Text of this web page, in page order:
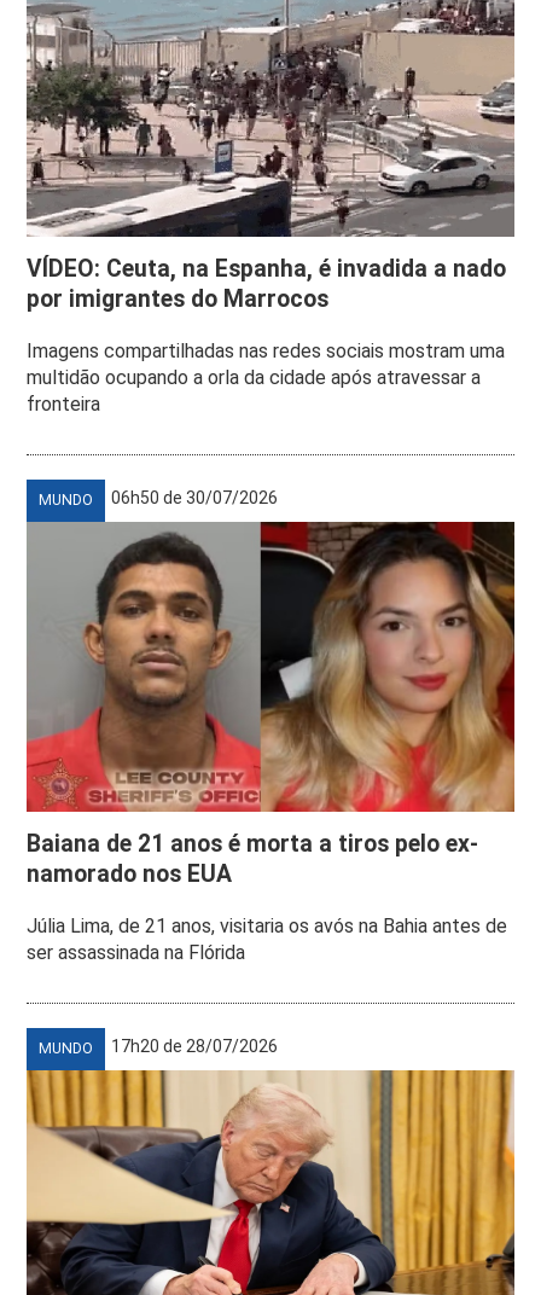
VÍDEO: Ceuta, na Espanha, é invadida a nado
por imigrantes do Marrocos
Imagens compartilhadas nas redes sociais mostram uma
multidão ocupando a orla da cidade após atravessar a
fronteira
MUNDO 06h50 de 30/07/2026
Baiana de 21 anos é morta a tiros pelo ex-
namorado nos EUA
Júlia Lima, de 21 anos, visitaria os avós na Bahia antes de
ser assassinada na Flórida
MUNDO 17h20 de 28/07/2026